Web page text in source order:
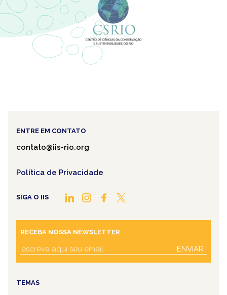
ENTRE EM CONTATO
contato@iis-rio.org
Política de Privacidade
SIGA O IIS
RECEBA NOSSA NEWSLETTER
ENVIAR
TEMAS